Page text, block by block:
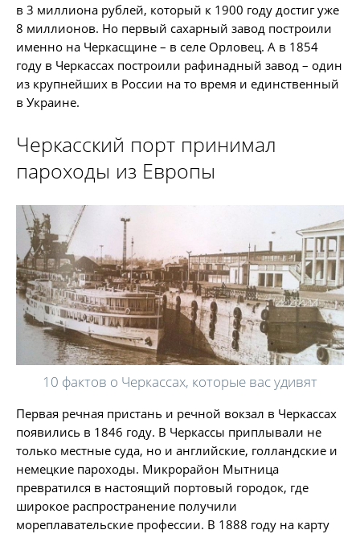
в 3 миллиона рублей, который к 1900 году достиг уже
8 миллионов. Но первый сахарный завод построили
именно на Черкасщине – в селе Орловец. А в 1854
году в Черкассах построили рафинадный завод – один
из крупнейших в России на то время и единственный
в Украине.
Черкасский порт принимал
пароходы из Европы
10 фактов о Черкассах, которые вас удивят
Первая речная пристань и речной вокзал в Черкассах
появились в 1846 году. В Черкассы приплывали не
только местные суда, но и английские, голландские и
немецкие пароходы. Микрорайон Мытница
превратился в настоящий портовый городок, где
широкое распространение получили
мореплавательские профессии. В 1888 году на карту